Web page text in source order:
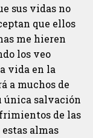
sus vidas no
que ellos
me hieren
los veo
vida en la
a muchos de
única salvación
de las
almas